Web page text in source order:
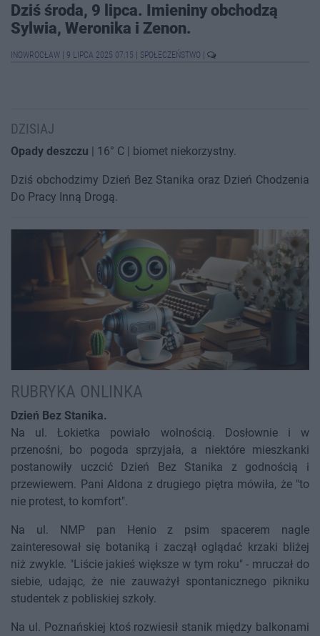
Dziś środa, 9 lipca. Imieniny obchodzą
Sylwia, Weronika i Zenon.
INOWROCŁAW 9 LIPCA 2025 07:15 SPOŁECZEŃSTWO
DZISIAJ
Opady deszczu | 16° C | biomet niekorzystny.
Dziś obchodzimy Dzień Bez Stanika oraz Dzień Chodzenia
Do Pracy Inną Drogą.
RUBRYKA ONLINKA
Dzień Bez Stanika.
Na ul. Łokietka powiało wolnością. Dosłownie i w
przenośni, bo pogoda sprzyjała, a niektóre mieszkanki
postanowiły uczcić Dzień Bez Stanika z godnością i
przewiewem. Pani Aldona z drugiego piętra mówiła, że "to
nie protest, to komfort".
Na ul. NMP pan Henio z psim spacerem nagle
zainteresował się botaniką i zaczął oglądać krzaki bliżej
niż zwykle. "Liście jakieś większe w tym roku" - mruczał do
siebie, udając, że nie zauważył spontanicznego pikniku
studentek z pobliskiej szkoły.
Na ul. Poznańskiej ktoś rozwiesił stanik między balkonami